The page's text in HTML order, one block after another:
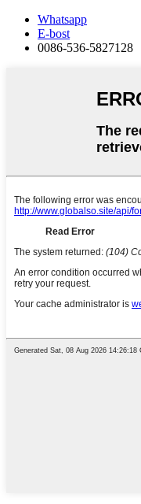
Whatsapp
E-bost
0086-536-5827128